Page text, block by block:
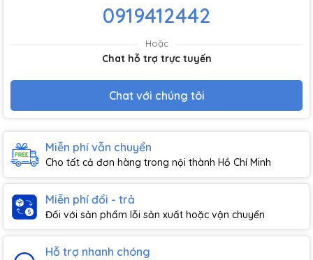
0919412442
Hoặc
Chat hỗ trợ trực tuyến
Chat với chúng tôi
Miễn phí vẫn chuyển
Cho tất cả đơn hàng trong nội thành Hồ Chí Minh
Miễn phí đổi - trả
Đối với sản phẩm lỗi sản xuất hoặc vận chuyển
Hỗ trợ nhanh chóng